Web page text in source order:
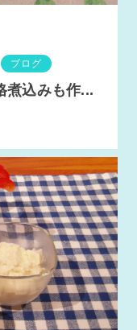
ブログ
煮込みも作...